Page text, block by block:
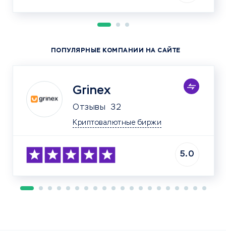
ПОПУЛЯРНЫЕ КОМПАНИИ НА САЙТЕ
Grinex
Отзывы 32
Криптовалютные биржи
5.0